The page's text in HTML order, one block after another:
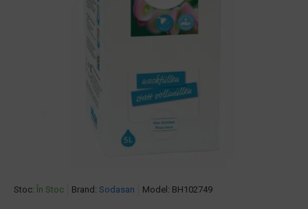
Stoc: În Stoc Brand: Sodasan Model: BH102749